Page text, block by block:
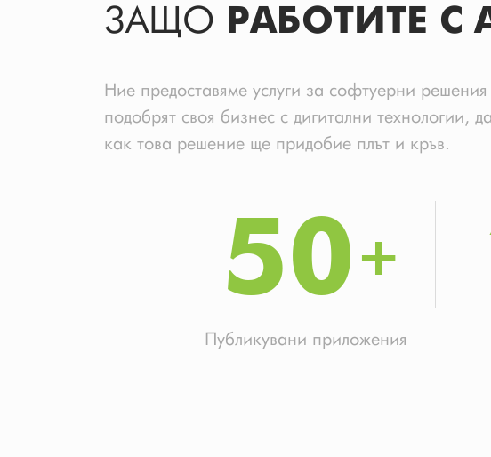
ЗАЩО РАБОТИТЕ С
Ние предоставяме услуги за софтуерни
подобрят своя бизнес с дигитални технологии,
как това решение ще придобие плът и кръв.
Публикувани приложения
50